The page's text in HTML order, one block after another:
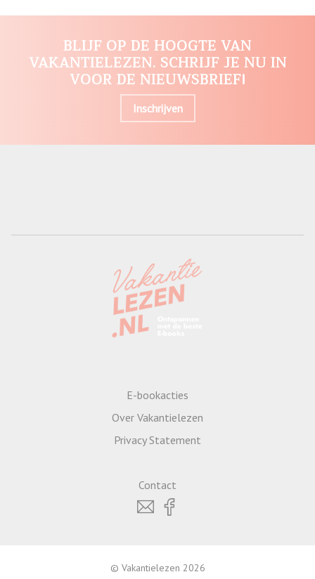
BLIJF OP DE HOOGTE VAN
VAKANTIELEZEN. SCHRIJF JE NU IN
VOOR DE NIEUWSBRIEF!
Inschrijven
E-bookacties
Over Vakantielezen
Privacy Statement
Contact
© Vakantielezen 2026